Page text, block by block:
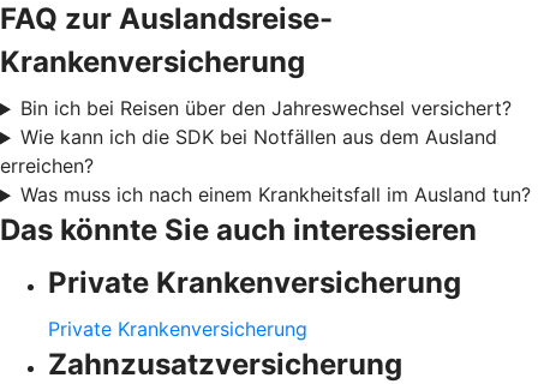
FAQ zur Auslandsreise-
Krankenversicherung
Bin ich bei Reisen über den Jahreswechsel versichert?
Wie kann ich die SDK bei Notfällen aus dem Ausland
erreichen?
Was muss ich nach einem Krankheitsfall im Ausland tun?
Das könnte Sie auch interessieren
Private Krankenversicherung
Private Krankenversicherung
Zahnzusatzversicherung